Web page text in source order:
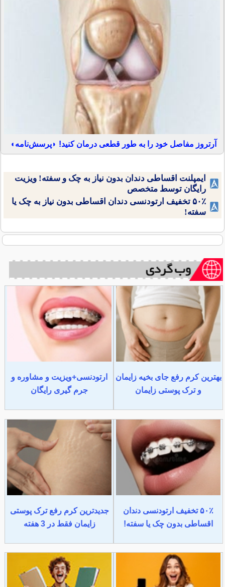
آرتروز مفاصل خود را به طور قطعی درمان کنید! ◗پرسش‌نامه◖
ایمپلنت اقساطی دندان بدون نیاز به چک و سفته! ویزیت
رایگان توسط متخصص
۵۰٪ تخفیف ارتودنسی دندان اقساطی بدون نیاز به چک یا
سفته!
بهترین کرم رفع جای بخیه زایمان
و ترک پوستی زایمان
ارتودنسی+ویزیت و مشاوره و
جرم گیری رایگان
۵۰٪ تخفیف ارتودنسی دندان
اقساطی بدون چک یا سفته!
جدیدترین کرم رفع ترک پوستی
زایمان فقط در 3 هفته